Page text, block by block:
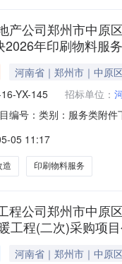
产公司郑州市中原
2026年印刷物料服
河南省｜郑州市｜中原区
YX-145 招标单位：
编号：类别：服务类附
05 11:17
造 印刷物料服务
程公司郑州市中原
工程(二次)采购项
河南省｜郑州市｜中原区